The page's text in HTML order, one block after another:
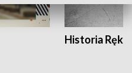
Historia Ręką